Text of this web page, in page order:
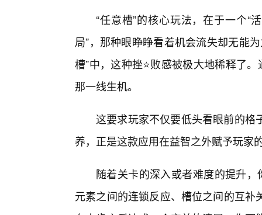
“任意槽”的核心玩法，在于一个“
局”，那种眼睁睁看着机会流失却无能
槽”中，这种挫⭐败感被极大地稀释了
那一线生机。
这要求玩家不仅要低头看眼前的格
养，正是这款应用在益智之外赋予玩家
随着关卡的深入或者难度的提升
元素之间的连锁反应、槽位之间的互